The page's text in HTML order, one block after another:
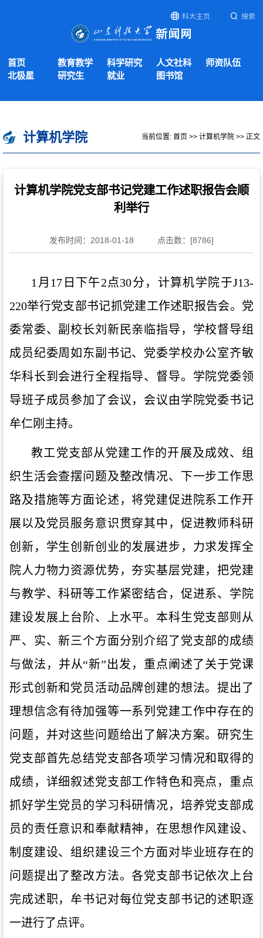
科大主页 搜索
首页 教育教学 科学研究 人文社科
师资队伍
北极星
研究生 就业 图书馆
计算机学院 当前位置: 首页 >> 计算机学院 >> 正文
计算机学院党支部书记党建工作述职报告会顺
利举行
发布时间：2018-01-18 点击数：[8786]
1月17日下午2点30分，计算机学院于J13-
220举行党支部书记抓党建工作述职报告会。 党
委常委、副校长刘新民亲临指导，学校督导组
成员纪委周如东副书记、党委学校办公室齐敏
华科长到会进行全程指导、督导。 学院党委领
导班子成员参加了会议，会议由学院党委书记
牟仁刚主持。
教工党支部从党建工作的开展及成效、组
织生活会查摆问题及整改情况、下一步工作思
路及措施等方面论述，将党建促进院系工作开
展以及党员服务意识贯穿其中，促进教师科研
创新，学生创新创业的发展进步，力求发挥全
院人力物力资源优势，夯实基层党建，把党建
与教学、科研等工作紧密结合，促进系、学院
建设发展上台阶、上水平。本科生党支部则 从
严、实、新三个方面分别介绍了党支部的成绩
与做法 ，并从“新”出发， 重点阐述了关于党课
形式创新和党员活动品牌创建的想法。提出了
理想信念有待加强等一系列党建工作中存在的
问题，并对这些问题给出 了解决方案。研究生
党支部首先总结党支部各项学习情况和取得的
成绩， 详细叙述党支部工作特色和亮点，重点
抓好学生党员的学习科研情况，培养党支部成
员的责任意识和奉献精神， 在思想作风建设、
制度建设、组织建设三个方面对毕业班存在的
问题提出了整改方法。各党支部书记依次 上台
完成述职， 牟书记对每位党支部书记的述职逐
一进行了点评。